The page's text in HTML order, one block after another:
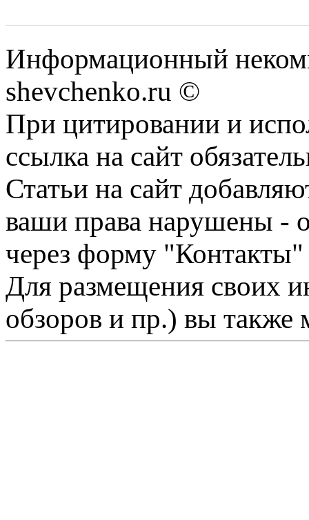
Информационный
shevchenko.ru ©
При цитировании и
ссылка на сайт
Статьи на сайт
ваши права нарушены -
через форму "Контакты"
Для размещения своих
обзоров и пр.) вы также